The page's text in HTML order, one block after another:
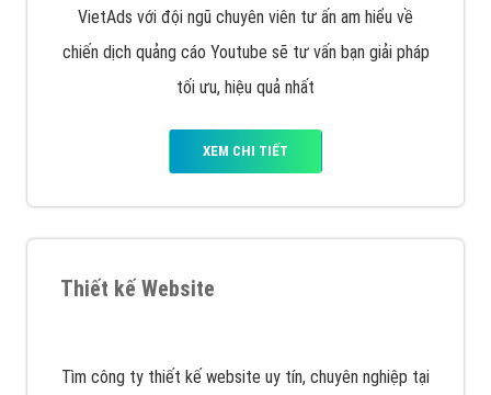
VietAds với đội ngũ chuyên viên tư ấn am hiểu về
chiến dịch quảng cáo Youtube sẽ tư vấn bạn giải pháp
tối ưu, hiệu quả nhất
XEM CHI TIẾT
Thiết kế Website
Tìm công ty thiết kế website uy tín, chuyên nghiệp tại